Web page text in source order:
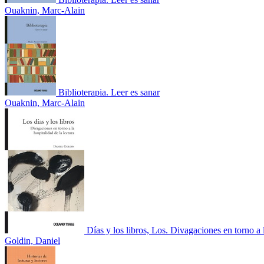
Ouaknin, Marc-Alain
Biblioterapia. Leer es sanar
Ouaknin, Marc-Alain
Días y los libros, Los. Divagaciones en torno a
Goldin, Daniel